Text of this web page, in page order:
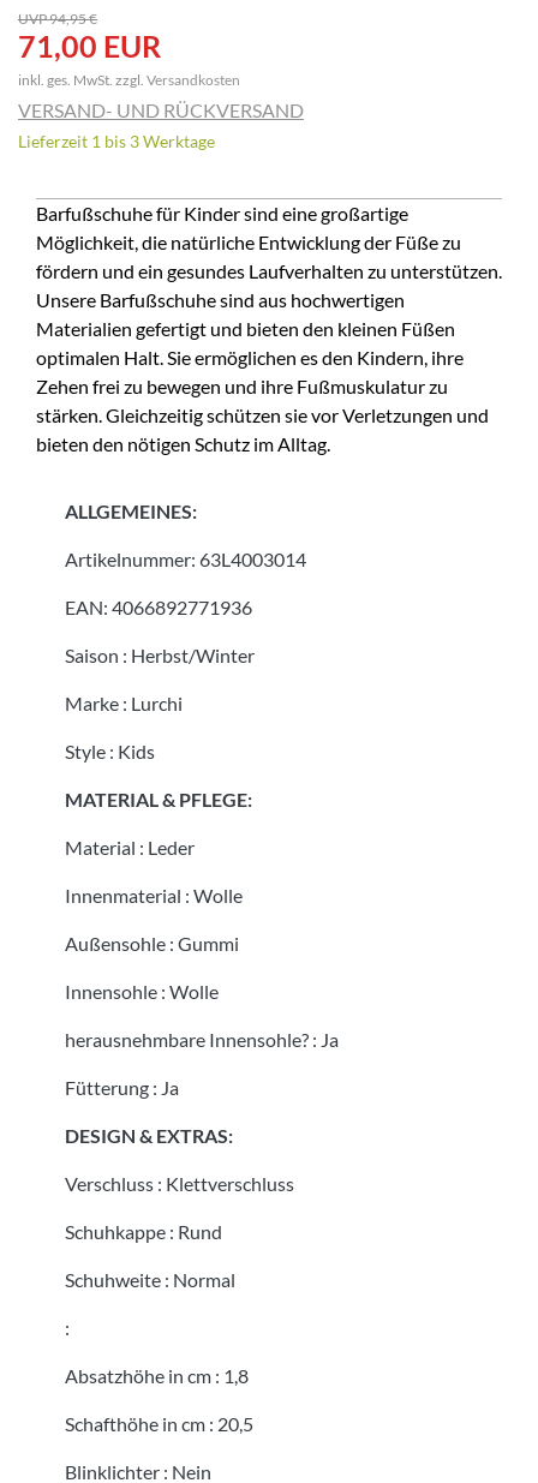
UVP 94,95 €
71,00 EUR
inkl. ges. MwSt. zzgl. Versandkosten
VERSAND- UND RÜCKVERSAND
Lieferzeit 1 bis 3 Werktage
Barfußschuhe für Kinder sind eine großartige
Möglichkeit, die natürliche Entwicklung der Füße zu
fördern und ein gesundes Laufverhalten zu unterstützen.
Unsere Barfußschuhe sind aus hochwertigen
Materialien gefertigt und bieten den kleinen Füßen
optimalen Halt. Sie ermöglichen es den Kindern, ihre
Zehen frei zu bewegen und ihre Fußmuskulatur zu
stärken. Gleichzeitig schützen sie vor Verletzungen und
bieten den nötigen Schutz im Alltag.
ALLGEMEINES:
Artikelnummer: 63L4003014
EAN: 4066892771936
Saison : Herbst/Winter
Marke : Lurchi
Style : Kids
MATERIAL & PFLEGE:
Material : Leder
Innenmaterial : Wolle
Außensohle : Gummi
Innensohle : Wolle
herausnehmbare Innensohle? : Ja
Fütterung : Ja
DESIGN & EXTRAS:
Verschluss : Klettverschluss
Schuhkappe : Rund
Schuhweite : Normal
:
Absatzhöhe in cm : 1,8
Schafthöhe in cm : 20,5
Blinklichter : Nein